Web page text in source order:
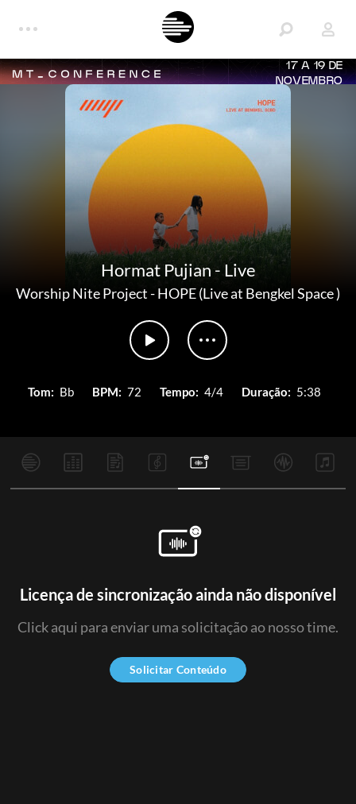
17 A 19 DE
NOVEMBRO
Hormat Pujian - Live
Worship Nite Project-HOPE (Live at Bengkel Space )
Tom: Bb BPM: 72 Tempo: 4/4 Duração: 5:38
Licença de sincronização ainda não disponível
Click aqui para enviar uma solicitação ao nosso time.
Solicitar Conteúdo